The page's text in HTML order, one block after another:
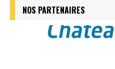
NOS PARTENAIRES